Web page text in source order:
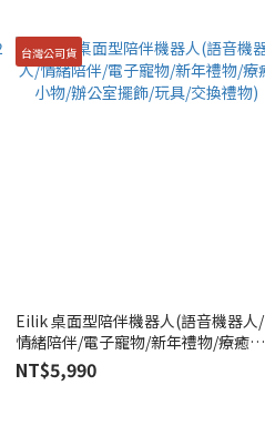
台灣公司貨
Eilik 桌面型陪伴機器人(語音機器人/
情緒陪伴/電子寵物/新年禮物/療癒小
物/辦公室擺飾/玩具/交換禮物)
NT$5,990